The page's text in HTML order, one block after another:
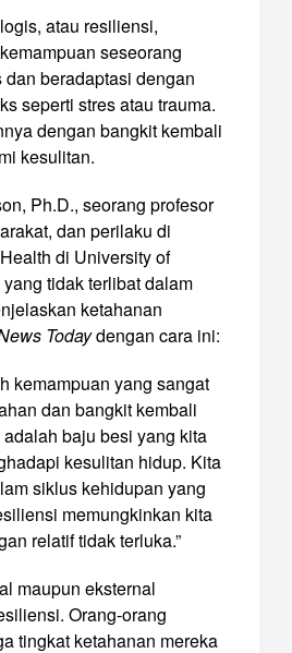
atau resiliensi,
seseorang
dan beradaptasi dengan
seperti stres atau trauma.
dengan bangkit kembali
kesulitan.
Ph.D., seorang profesor
dan perilaku di
di University of
tidak terlibat dalam
ketahanan
Todaydengan cara ini:
kemampuan yang sangat
dan bangkit kembali
baju besi yang kita
kesulitan hidup. Kita
siklus kehidupan yang
memungkinkan kita
relatif tidak terluka.”
maupun eksternal
Orang-orang
tingkat ketahanan mereka